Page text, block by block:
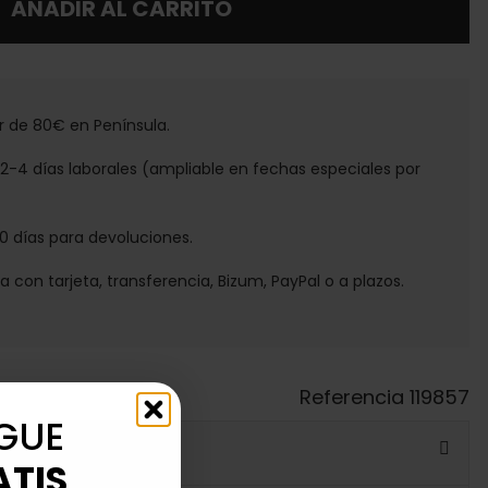
AÑADIR AL CARRITO
de 80€ en Península.
2-4 días laborales (ampliable en fechas especiales por
días para devoluciones.
con tarjeta, transferencia, Bizum, PayPal o a plazos.
Referencia 119857